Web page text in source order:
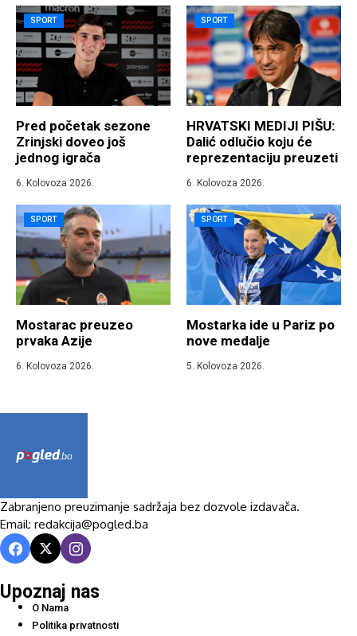
SPORT
Pred početak sezone
Zrinjski doveo još
jednog igrača
6. Kolovoza 2026.
SPORT
HRVATSKI MEDIJI PIŠU:
Dalić odlučio koju će
reprezentaciju preuzeti
6. Kolovoza 2026.
SPORT
Mostarac preuzeo
prvaka Azije
6. Kolovoza 2026.
SPORT
Mostarka ide u Pariz po
nove medalje
5. Kolovoza 2026.
Zabranjeno preuzimanje sadržaja bez dozvole izdavača.
Email: redakcija@pogled.ba
Upoznaj nas
O Nama
Politika privatnosti